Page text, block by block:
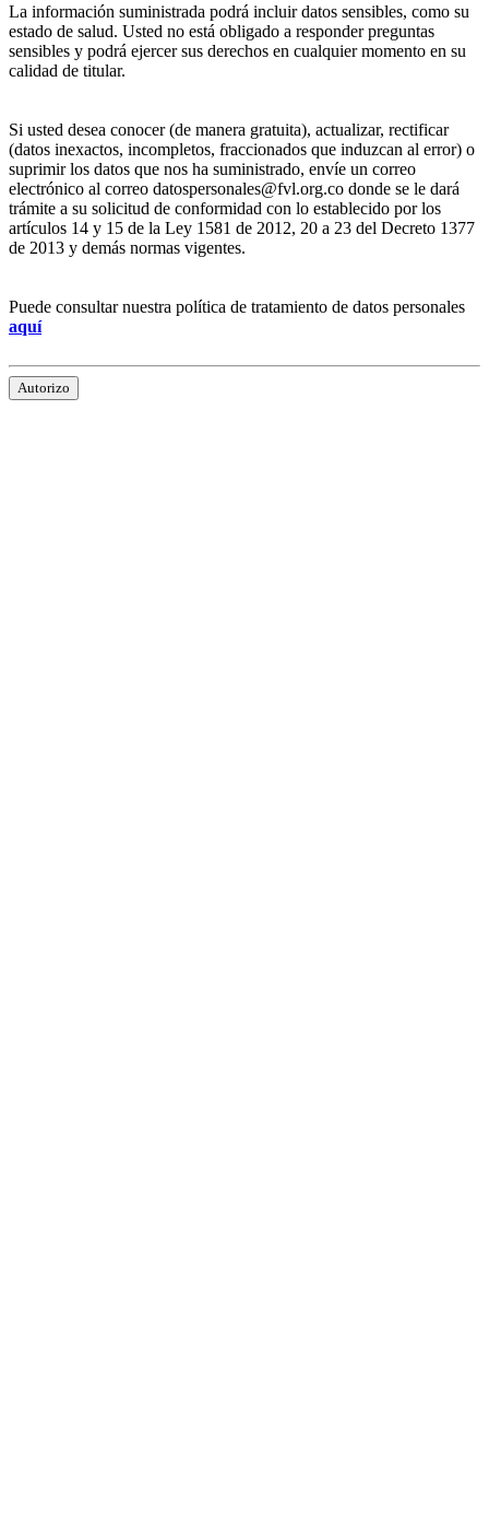
La información suministrada podrá incluir datos sensibles, como su
estado de salud. Usted no está obligado a responder preguntas
sensibles y podrá ejercer sus derechos en cualquier momento en su
calidad de titular.
Si usted desea conocer (de manera gratuita), actualizar, rectificar
(datos inexactos, incompletos, fraccionados que induzcan al error) o
suprimir los datos que nos ha suministrado, envíe un correo
electrónico al correo datospersonales@fvl.org.co donde se le dará
trámite a su solicitud de conformidad con lo establecido por los
artículos 14 y 15 de la Ley 1581 de 2012, 20 a 23 del Decreto 1377
de 2013 y demás normas vigentes.
Puede consultar nuestra política de tratamiento de datos personales
aquí
Autorizo